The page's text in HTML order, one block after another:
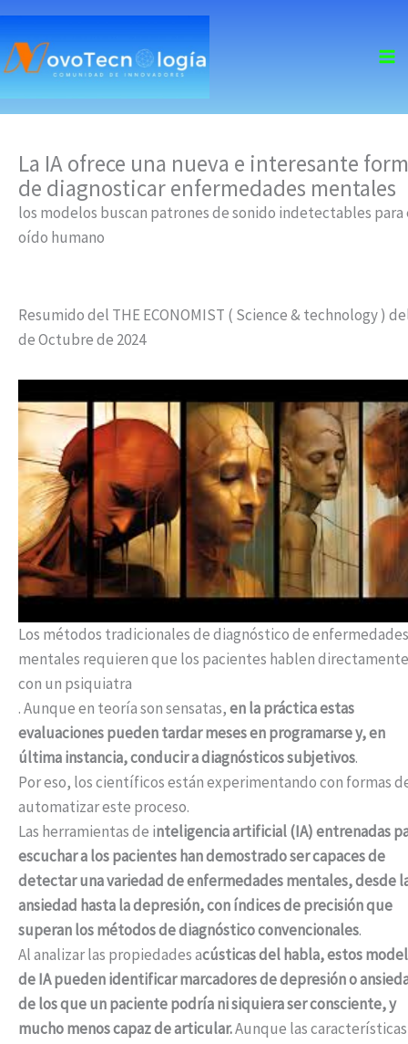
skip
content
La IA ofrece una nueva e interesante
de diagnosticar enfermedades mentales
los modelos buscan patrones de sonido indetectables para
oído humano
Resumido del THE ECONOMIST ( Science & technology )
de Octubre de 2024
Los métodos tradicionales de diagnóstico de enfermedades
mentales requieren que los pacientes hablen directamente
con un psiquiatra
. Aunque en teoría son sensatas,en la práctica estas
evaluaciones pueden tardar meses en programarse y, en
última instancia, conducir a diagnósticos subjetivos.
Por eso, los científicos están experimentando con formas
automatizar este proceso.
Las herramientas de inteligencia artificial (IA) entrenadas
escuchar a los pacientes han demostrado ser capaces de
detectar una variedad de enfermedades mentales, desde
ansiedad hasta la depresión, con índices de precisión que
superan los métodos de diagnóstico convencionales.
Al analizar las propiedades acústicas del habla, estos
de IA pueden identificar marcadores de depresión o
de los que un paciente podría ni siquiera ser consciente, y
mucho menos capaz de articular.Aunque las características